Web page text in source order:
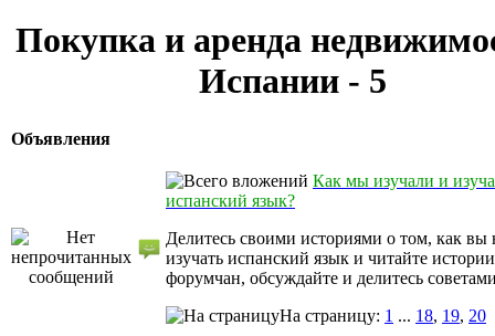
Покупка и аренда
Испании - 5
Объявления
Как мы изучали и
испанский язык?
Делитесь своими историями о том, как вы
изучать испанский язык и читайте
форумчан, обсуждайте и делитесь
На страницу: 1 ... 18, 19, 20